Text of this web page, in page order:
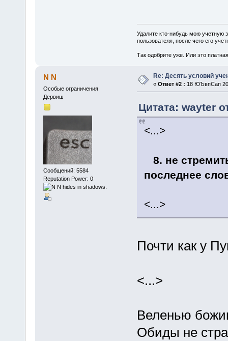
Удалите кто-нибудь мою учетную
пользователя, после чего его
Так одобрите уже. Или это
N N
Особые ограничения
Дервиш
Сообщений: 5584
Reputation Power: 0
Re: Десять условий
« Ответ #2 : 18 ЮЪвпСап
Цитата: wayter
<...>
8. не
последнее
<...>
Почти как у
<...>
Веленью
Обиды не